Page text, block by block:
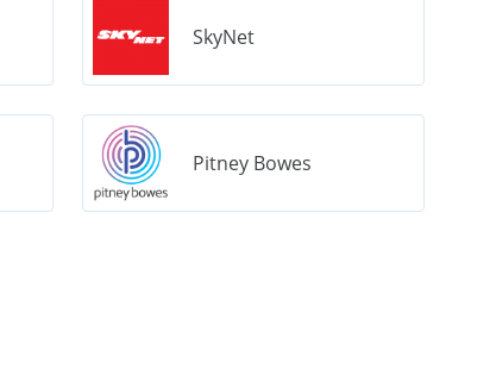
SkyNet
Pitney Bowes